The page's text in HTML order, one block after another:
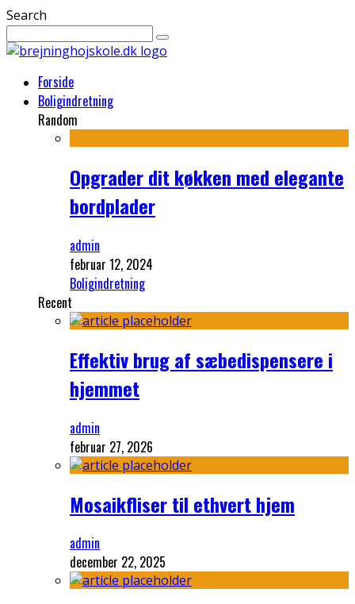
Search
Forside
Boligindretning
Random
Opgrader dit køkken med elegante
bordplader
admin
februar 12, 2024
Boligindretning
Recent
Effektiv brug af sæbedispensere i
hjemmet
admin
februar 27, 2026
Mosaikfliser til ethvert hjem
admin
december 22, 2025